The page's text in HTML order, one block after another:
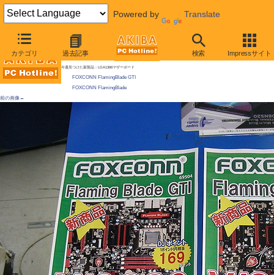
Powered by Translate
カテゴリ 過去記事 検索 Impressサイト
AKIBA PC Hotline! 2009年5月2日号
安値のCore i7マザー発売、1.7万円
今週見つけた新製品：LGA1366マザーボード
FOXCONN FlamingBlade GTI
FOXCONN FlamingBlade
前の画像←